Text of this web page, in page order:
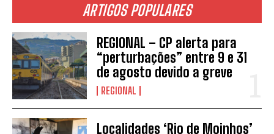
ARTIGOS POPULARES
REGIONAL – CP alerta para
“perturbações” entre 9 e 31
de agosto devido a greve
REGIONAL
Localidades ‘Rio de Moinhos’